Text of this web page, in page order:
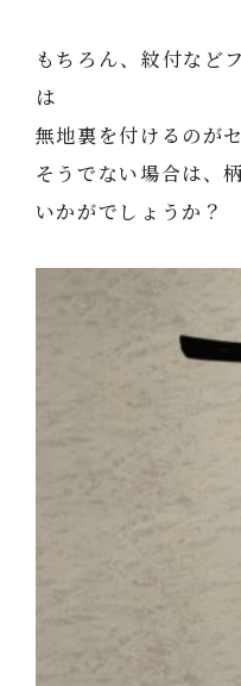
もちろん、紋付など
は
無地裏を付けるのが
そうでない場合は、
いかがでしょうか？